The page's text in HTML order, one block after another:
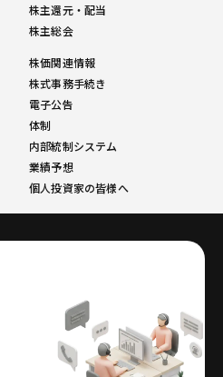
株主還元・配当
株主総会
株価関連情報
株式事務手続き
電子公告
体制
内部統制システム
業績予想
個人投資家の皆様へ